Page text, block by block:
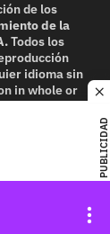
PUBLICIDAD
de los
de la
Todos los
idioma sin
in whole or